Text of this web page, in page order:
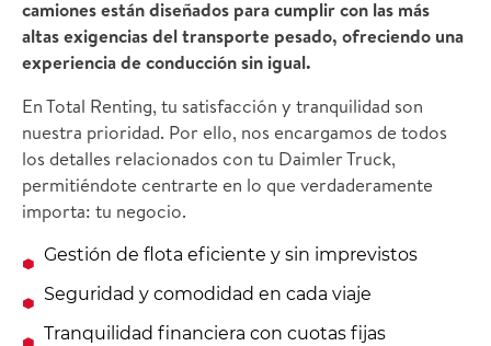
camiones están diseñados para cumplir con las más
altas exigencias del transporte pesado, ofreciendo una
experiencia de conducción sin igual.
En Total Renting, tu satisfacción y tranquilidad son
nuestra prioridad. Por ello, nos encargamos de todos
los detalles relacionados con tu Daimler Truck,
permitiéndote centrarte en lo que verdaderamente
importa: tu negocio.
Gestión de flota eficiente y sin imprevistos
Seguridad y comodidad en cada viaje
Tranquilidad financiera con cuotas fijas